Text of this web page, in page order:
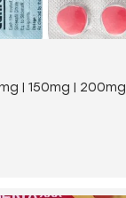
| 150mg | 200mg